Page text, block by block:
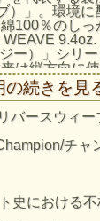
）」。環境に
100％のし
9.4oz.
ー）」シリ
は縦方向に
」製法
部分にガゼ
ます。ワタ
ポケットか
ーズに。製
使用したシ
いるので、セ
ィーブ
の続きを見
バースウィ
チャ
史における